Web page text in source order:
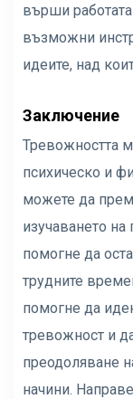
върши
възможни
идеите, над
Заключение
Тревожността
психическо и
можете да
изучаването
помогне да
трудните
помогне да
тревожност и
преодоляване
начини.